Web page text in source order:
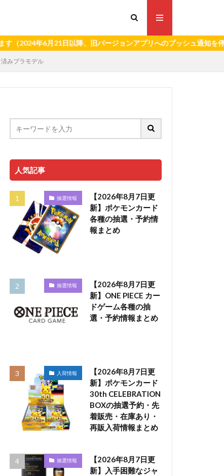
6月21日以降、旧バージョンアプリへのプッシュ通知を停止いたし
済みプラモデル
人気記事
抽選情報
【2026年8月7日更
新】ポケモンカード
各種の抽選・予約情
報まとめ
抽選情報
【2026年8月7日更
新】ONE PIECE カー
ドゲーム各種の抽
選・予約情報まとめ
入荷情報
【2026年8月7日更
新】ポケモンカード
30th CELEBRATION
BOXの抽選予約・先
着販売・在庫あり・
再販入荷情報まとめ
抽選情報
【2026年8月7日更
新】入手困難なジャ